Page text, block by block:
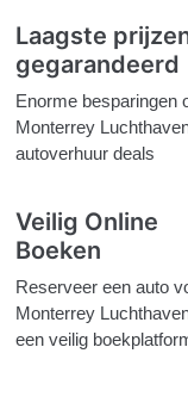
Laagste
gegarandeerd
Enorme besparingen
Monterrey
autoverhuur deals
Veilig Online
Boeken
Reserveer een auto
Monterrey
een veilig